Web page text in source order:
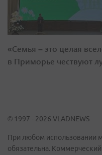
«Семья – это целая
в Приморье чествуют
© 1997 - 2026 VLADNEWS
При любом использовании
обязательна.